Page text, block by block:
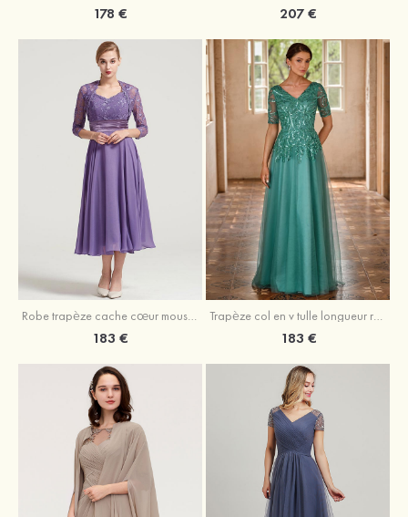
178 € 207 €
Robe trapèze cache cœur mousseline longueur mollet robe de mère de la mariée avec plissé veste
183 €
Trapèze col en v tulle longueur ras du sol robe de mère de la mariée avec perles paillettes
183 €